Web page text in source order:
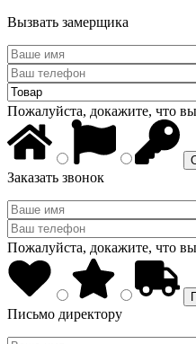
Вызвать замерщика
Пожалуйста, докажите, что
Заказать звонок
Пожалуйста, докажите, что
Письмо директору